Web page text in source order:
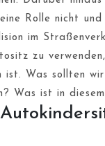
Rolle nicht
im
zu
ist. Was sollten
Was ist in